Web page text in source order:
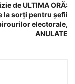
de ULTIMA ORĂ:
la sorți pentru șefii
electorale,
ANULATE